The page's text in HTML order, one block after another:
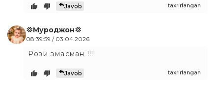
taxrirlangan
Javob
💢Муроджон💢
08:39:59 / 03.04.2026
Рози эмасман !!!!
taxrirlangan
Javob